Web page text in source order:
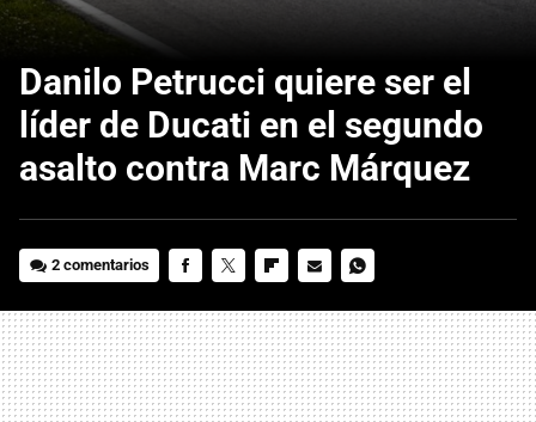
Danilo Petrucci quiere ser el
líder de Ducati en el segundo
asalto contra Marc Márquez
2 comentarios
MAIL